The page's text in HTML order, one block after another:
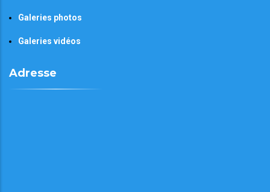
Galeries photos
Galeries vidéos
Adresse